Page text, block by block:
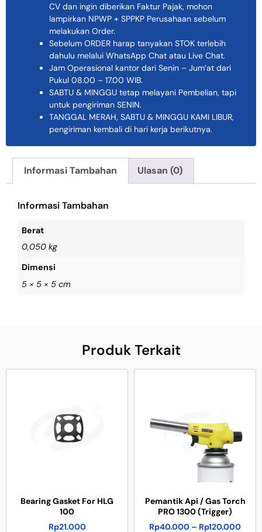
CV dan ingin diberikan Faktur Pajak, mohon
lampirkan NPWP + SPPKP Perusahaan sebelum
melakukan Order.
Sebelum ORDER harap tanyakan STOK terlebih
dahulu melalui WhatsApp Chat atau Live Chat.
Jam Operasional kantor dari Senin – Jum’at dari
Pukul 08.00 – 17.00 WIB.
SABTU & MINGGU tetap melayani Pembelian, tapi
untuk pengiriman SENIN.
TANGGAL MERAH, SABTU & MINGGU KAMI LIBUR,
pengiriman kembali di hari kerja berikutnya.
Informasi Tambahan Ulasan (0)
Informasi Tambahan
Berat
0,050 kg
Dimensi
5 × 5 × 5 cm
Produk Terkait
Bearing Gasket For HLG
100
Rp21.000
Pemantik Api / Gas Torch
PRO 1300 (Trigger)
Rp40.000 – Rp120.000